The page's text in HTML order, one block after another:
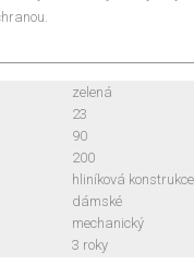
zelená
23
90
200
hliníková
dámské
mechanický
3 roky